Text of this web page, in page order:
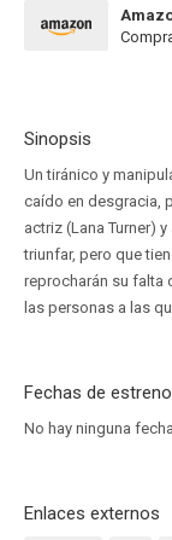
Sinopsis
Un tiránico y
caído en desgracia,
actriz (Lana Turner)
triunfar, pero que
reprocharán su falta
las personas a las
Fechas de
No hay ninguna
Enlaces externos